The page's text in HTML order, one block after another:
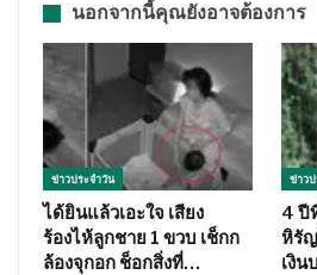
นอกจากนี้คุณยังอาจต้องการ
ข่าวประจำวัน
ได้ยินแล้วเอะใจ เสียง
ร้องไห้ลูกชาย 1 ขวบ เช็กก
ล้องจุกอก ช็อกสิ่งที่…
ข่าวป
4 ปี
หิรั
เงิ